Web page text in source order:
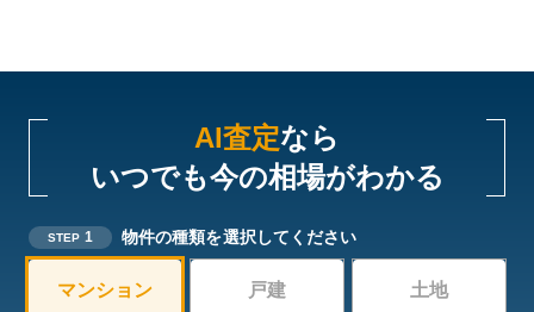
AI査定なら
いつでも今の相場がわかる
STEP 1 物件の種類を選択してください
マンション 戸建 土地